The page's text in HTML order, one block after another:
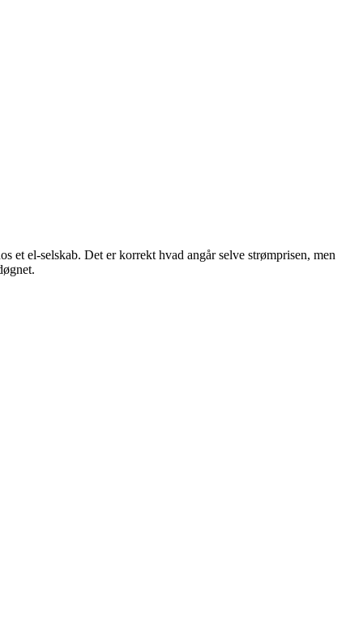
et el-selskab. Det er korrekt hvad angår selve strømprisen, men